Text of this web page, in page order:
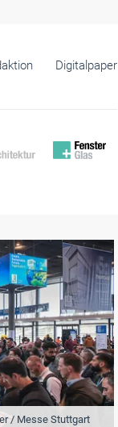
Digitalpaper
/ Messe Stuttgart